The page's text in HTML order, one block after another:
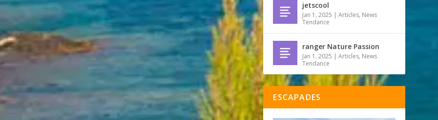
jetscool
Jan 1, 2025 |Articles, News
Tendance
ranger Nature Passion
Jan 1, 2025 |Articles, News
Tendance
ESCAPADES